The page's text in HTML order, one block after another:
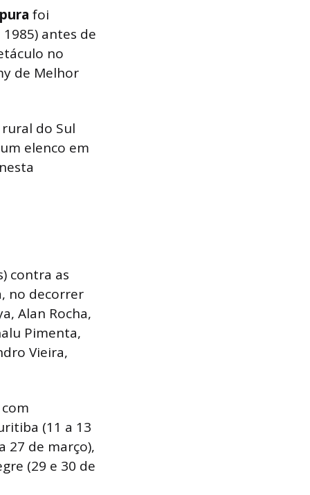
foi
1985) antes de
no
de Melhor
do Sul
elenco em
contra as
no decorrer
Alan Rocha,
Pimenta,
Vieira,
(11 a 13
27 de março),
(29 e 30 de